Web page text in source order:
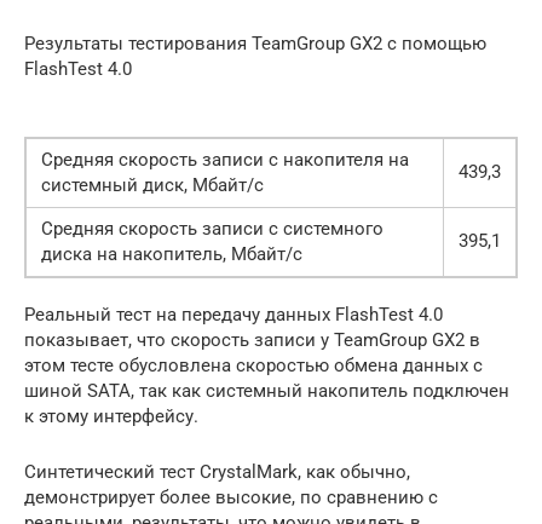
Результаты тестирования TeamGroup GX2 с помощью
FlashTest 4.0
Средняя скорость записи с накопителя на
системный диск, Мбайт/с
439,3
Средняя скорость записи с системного
диска на накопитель, Мбайт/с
395,1
Реальный тест на передачу данных FlashTest 4.0
показывает, что скорость записи у TeamGroup GX2 в
этом тесте обусловлена скоростью обмена данных с
шиной SATA, так как системный накопитель подключен
к этому интерфейсу.
Синтетический тест CrystalMark, как обычно,
демонстрирует более высокие, по сравнению с